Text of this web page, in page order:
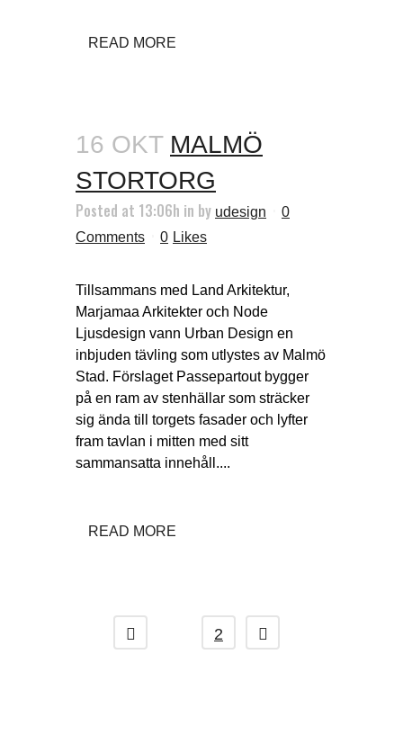
READ MORE
16 OKT MALMÖ
STORTORG
Posted at 13:06h in by udesign
0
Comments
0 Likes
Tillsammans med Land Arkitektur,
Marjamaa Arkitekter och Node
Ljusdesign vann Urban Design en
inbjuden tävling som utlystes av Malmö
Stad. Förslaget Passepartout bygger
på en ram av stenhällar som sträcker
sig ända till torgets fasader och lyfter
fram tavlan i mitten med sitt
sammansatta innehåll....
READ MORE
2